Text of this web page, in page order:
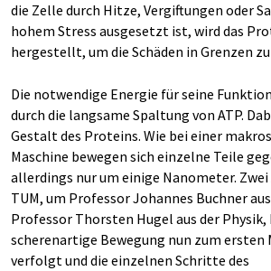
die Zelle durch Hitze, Vergiftungen oder
hohem Stress ausgesetzt ist, wird das
hergestellt, um die Schäden in Grenzen
Die notwendige Energie für seine
durch die langsame Spaltung von ATP.
Gestalt des Proteins. Wie bei einer
Maschine bewegen sich einzelne Teile
allerdings nur um einige Nanometer.
TUM, um Professor Johannes Buchner
Professor Thorsten Hugel aus der Physik,
scherenartige Bewegung nun zum ersten
verfolgt und die einzelnen Schritte des